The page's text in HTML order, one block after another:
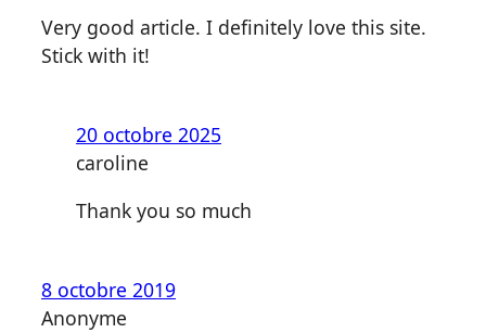
Voici
« Notre
ennemi »
Very good article. I definitely love this site.
Stick with it!
20 octobre 2025
caroline
Thank you so much
8 octobre 2019
Anonyme